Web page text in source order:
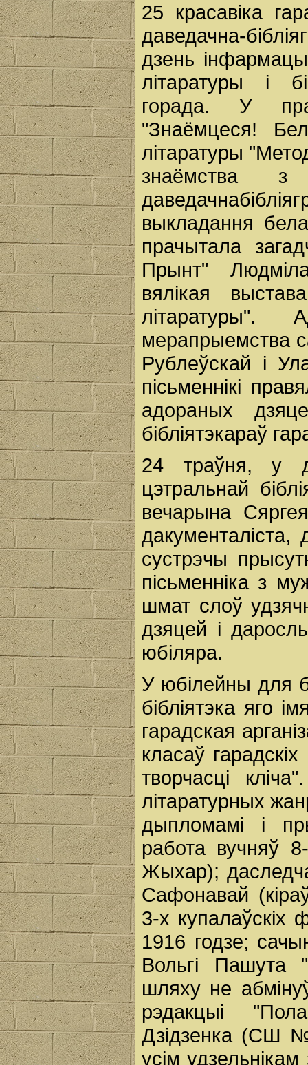
25 красавіка
даведачна-
дзень
літаратуры і
горада. У
"Знаёмцеся!
літаратуры
знаёмства з
выкладання
прачытала
Прынт"
вялікая
літаратуры".
мерапрыемства
Рублеўскай і
пісьменнікі
адораных
бібліятэкараў
24 траўня, у
цэтральнай
вечарына
сустрэчы
пісьменніка з
шмат слоў
дзяцей і
юбіляра.
У юбілейны для
бібліятэка яго
гарадская
класаў
творчасці
літаратурных
дыпломамі і
работа вучняў
Жыхар);
Сафонавай
3-х купалаўскіх
1916 годзе;
Вольгі
шляху не
рэдакцыі
Дзідзенка (СШ
усім